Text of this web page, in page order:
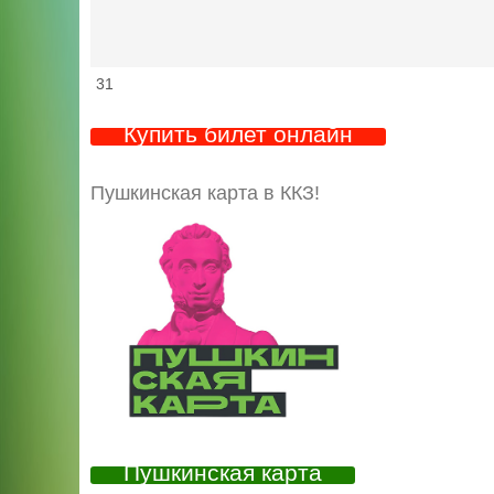
31
Купить билет онлайн
Пушкинская карта в ККЗ!
Пушкинская карта